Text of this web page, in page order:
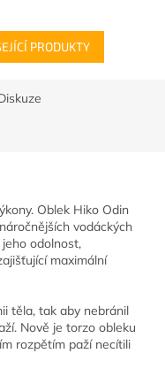
PRODUKTY
Oblek Hiko Odin
vodáckých
odolnost,
maximální
těla, tak aby nebránil
Nově je torzo obleku
rozpětím paží necítili